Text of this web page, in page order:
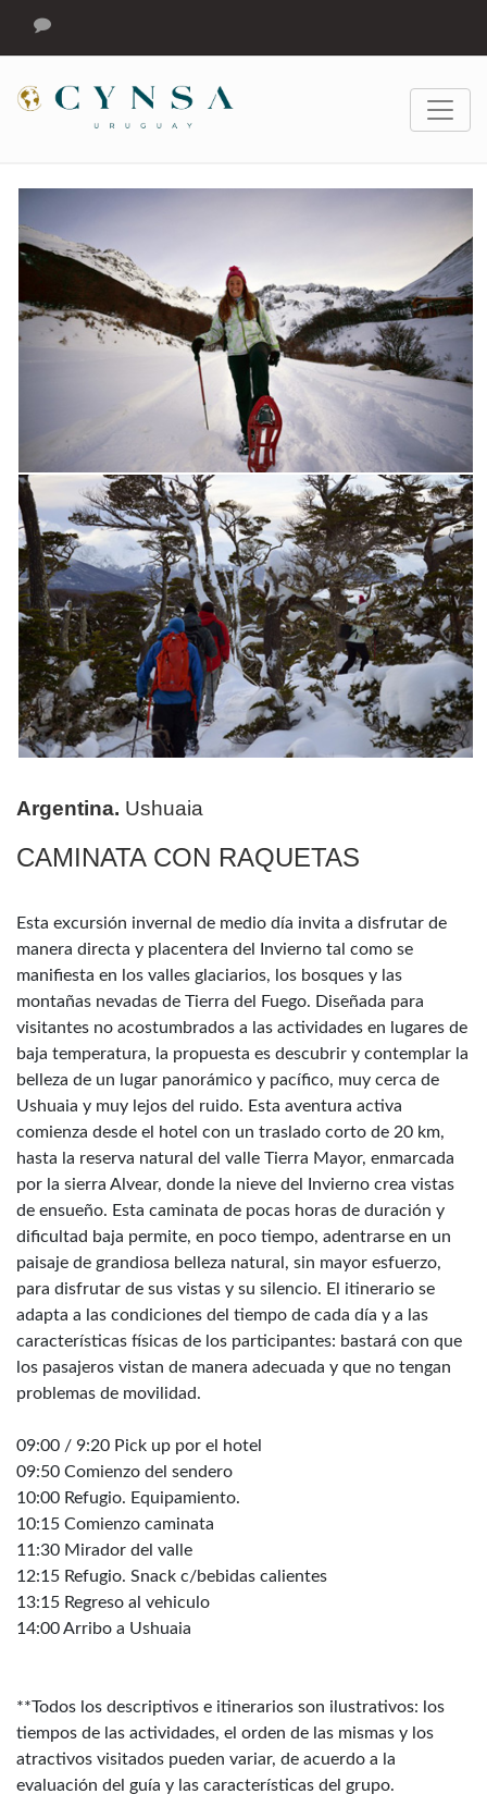
Argentina. Ushuaia
CAMINATA CON RAQUETAS
Esta excursión invernal de medio día invita a disfrutar de
manera directa y placentera del Invierno tal como se
manifiesta en los valles glaciarios, los bosques y las
montañas nevadas de Tierra del Fuego. Diseñada para
visitantes no acostumbrados a las actividades en lugares de
baja temperatura, la propuesta es descubrir y contemplar la
belleza de un lugar panorámico y pacífico, muy cerca de
Ushuaia y muy lejos del ruido. Esta aventura activa
comienza desde el hotel con un traslado corto de 20 km,
hasta la reserva natural del valle Tierra Mayor, enmarcada
por la sierra Alvear, donde la nieve del Invierno crea vistas
de ensueño. Esta caminata de pocas horas de duración y
dificultad baja permite, en poco tiempo, adentrarse en un
paisaje de grandiosa belleza natural, sin mayor esfuerzo,
para disfrutar de sus vistas y su silencio. El itinerario se
adapta a las condiciones del tiempo de cada día y a las
características físicas de los participantes: bastará con que
los pasajeros vistan de manera adecuada y que no tengan
problemas de movilidad.
09:00 / 9:20 Pick up por el hotel
09:50 Comienzo del sendero
10:00 Refugio. Equipamiento.
10:15 Comienzo caminata
11:30 Mirador del valle
12:15 Refugio. Snack c/bebidas calientes
13:15 Regreso al vehiculo
14:00 Arribo a Ushuaia
**Todos los descriptivos e itinerarios son ilustrativos: los
tiempos de las actividades, el orden de las mismas y los
atractivos visitados pueden variar, de acuerdo a la
evaluación del guía y las características del grupo.